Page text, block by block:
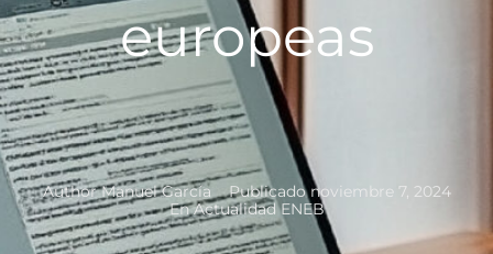
europeas
AuthorManuel García Publicadonoviembre 7, 2024
En Actualidad ENEB